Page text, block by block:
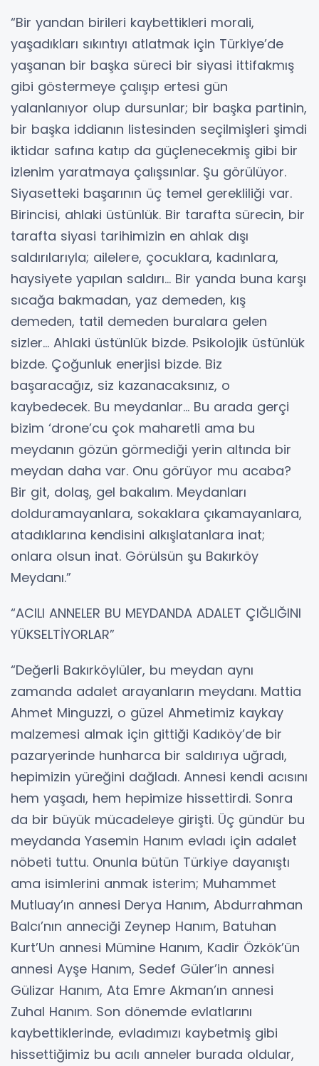
“Bir yandan birileri kaybettikleri morali,
yaşadıkları sıkıntıyı atlatmak için Türkiye’de
yaşanan bir başka süreci bir siyasi ittifakmış
gibi göstermeye çalışıp ertesi gün
yalanlanıyor olup dursunlar; bir başka partinin,
bir başka iddianın listesinden seçilmişleri şimdi
iktidar safına katıp da güçlenecekmiş gibi bir
izlenim yaratmaya çalışsınlar. Şu görülüyor.
Siyasetteki başarının üç temel gerekliliği var.
Birincisi, ahlaki üstünlük. Bir tarafta sürecin, bir
tarafta siyasi tarihimizin en ahlak dışı
saldırılarıyla; ailelere, çocuklara, kadınlara,
haysiyete yapılan saldırı… Bir yanda buna karşı
sıcağa bakmadan, yaz demeden, kış
demeden, tatil demeden buralara gelen
sizler… Ahlaki üstünlük bizde. Psikolojik üstünlük
bizde. Çoğunluk enerjisi bizde. Biz
başaracağız, siz kazanacaksınız, o
kaybedecek. Bu meydanlar… Bu arada gerçi
bizim ‘drone’cu çok maharetli ama bu
meydanın gözün görmediği yerin altında bir
meydan daha var. Onu görüyor mu acaba?
Bir git, dolaş, gel bakalım. Meydanları
dolduramayanlara, sokaklara çıkamayanlara,
atadıklarına kendisini alkışlatanlara inat;
onlara olsun inat. Görülsün şu Bakırköy
Meydanı.”
“ACILI ANNELER BU MEYDANDA ADALET ÇIĞLIĞINI
YÜKSELTİYORLAR”
“Değerli Bakırköylüler, bu meydan aynı
zamanda adalet arayanların meydanı. Mattia
Ahmet Minguzzi, o güzel Ahmetimiz kaykay
malzemesi almak için gittiği Kadıköy’de bir
pazaryerinde hunharca bir saldırıya uğradı,
hepimizin yüreğini dağladı. Annesi kendi acısını
hem yaşadı, hem hepimize hissettirdi. Sonra
da bir büyük mücadeleye girişti. Üç gündür bu
meydanda Yasemin Hanım evladı için adalet
nöbeti tuttu. Onunla bütün Türkiye dayanıştı
ama isimlerini anmak isterim; Muhammet
Mutluay’ın annesi Derya Hanım, Abdurrahman
Balcı’nın anneciği Zeynep Hanım, Batuhan
Kurt’Un annesi Mümine Hanım, Kadir Özkök’ün
annesi Ayşe Hanım, Sedef Güler’in annesi
Gülizar Hanım, Ata Emre Akman’ın annesi
Zuhal Hanım. Son dönemde evlatlarını
kaybettiklerinde, evladımızı kaybetmiş gibi
hissettiğimiz bu acılı anneler burada oldular,